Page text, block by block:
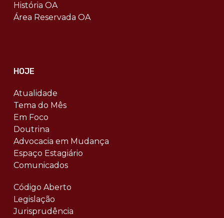
História OA
Área Reservada OA
HOJE
Atualidade
Tema do Mês
Em Foco
Doutrina
Advocacia em Mudança
Espaço Estagiário
Comunicados
Código Aberto
Legislação
Jurisprudência